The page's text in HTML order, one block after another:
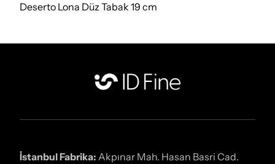
Deserto Lona Düz Tabak 19 cm
İstanbul Fabrika: Akpınar Mah. Hasan Basri Cad.